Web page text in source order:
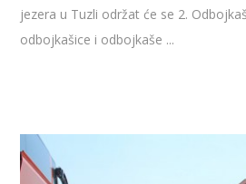
jezera u Tuzli održat će se 2.
odbojkašice i odbojkaše ...